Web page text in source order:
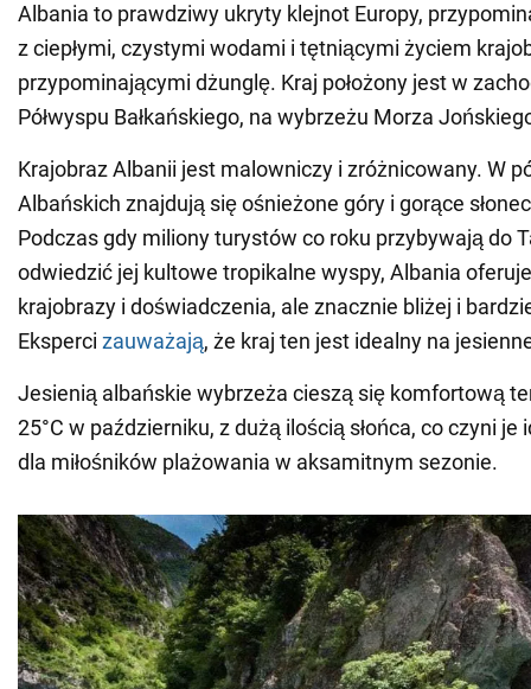
Albania to prawdziwy ukryty klejnot Europy,
z ciepłymi, czystymi wodami i tętniącymi życiem
przypominającymi dżunglę. Kraj położony jest w
Półwyspu Bałkańskiego, na wybrzeżu Morza
Krajobraz Albanii jest malowniczy i zróżnicowany. W
Albańskich znajdują się ośnieżone góry i gorące
Podczas gdy miliony turystów co roku przybywają do
odwiedzić jej kultowe tropikalne wyspy, Albania
krajobrazy i doświadczenia, ale znacznie bliżej i
Eksperci zauważają, że kraj ten jest idealny na
Jesienią albańskie wybrzeża cieszą się komfortową
25°C w październiku, z dużą ilością słońca, co czyni
dla miłośników plażowania w aksamitnym sezonie.